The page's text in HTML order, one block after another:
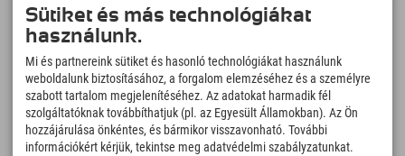
Töltsd fel #ExplorerPillanataidat, az Úticélom
című videódat foglalási áttekintéssel,
bakancslistával, étterem áttekintéssel és
Felfedezős pillanatok ideje
166
Hegyi tavak és
4.634km
Sí- és snowboardpályák
Sütiket és más technológiákat
használunk.
Mi és partnereink sütiket és hasonló technológiákat használunk
weboldalunk biztosításához, a forgalom elemzéséhez és a személyre
szabott tartalom megjelenítéséhez. Az adatokat harmadik fél
szolgáltatóknak továbbíthatjuk (pl. az Egyesült Államokban). Az Ön
hozzájárulása önkéntes, és bármikor visszavonható. További
információkért kérjük, tekintse meg adatvédelmi szabályzatunkat.